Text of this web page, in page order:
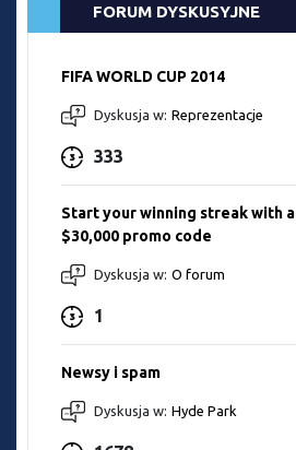
FORUM DYSKUSYJNE
FIFA WORLD CUP 2014
Dyskusja w: Reprezentacje
333
Start your winning streak with a
$30,000 promo code
Dyskusja w: O forum
1
Newsy i spam
Dyskusja w: Hyde Park